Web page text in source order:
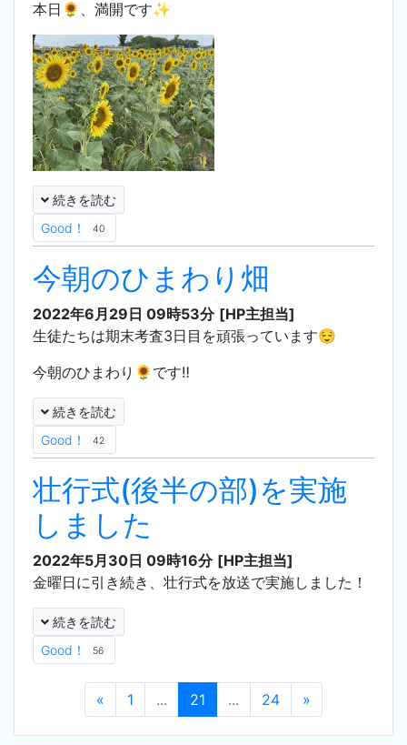
本日🌻、満開です✨
続きを読む
Good！
40
今朝のひまわり畑
2022年6月29日 09時53分 [HP主担当]
生徒たちは期末考査3日目を頑張っています😌
今朝のひまわり🌻です‼️
続きを読む
Good！
42
壮行式(後半の部)を実施
しました
2022年5月30日 09時16分 [HP主担当]
金曜日に引き続き、壮行式を放送で実施しました！
続きを読む
Good！
56
« 1 ... 21 ... 24 »